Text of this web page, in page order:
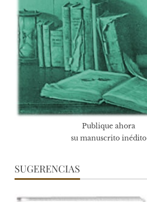
Publique ahora
su manuscrito inédito
SUGERENCIAS